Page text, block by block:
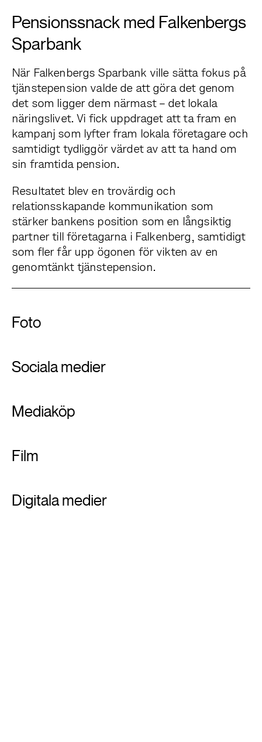
Pensionssnack med Falkenbergs
Sparbank
När Falkenbergs Sparbank ville sätta fokus på
tjänstepension valde de att göra det genom
det som ligger dem närmast – det lokala
näringslivet. Vi fick uppdraget att ta fram en
kampanj som lyfter fram lokala företagare och
samtidigt tydliggör värdet av att ta hand om
sin framtida pension.
Resultatet blev en trovärdig och
relationsskapande kommunikation som
stärker bankens position som en långsiktig
partner till företagarna i Falkenberg, samtidigt
som fler får upp ögonen för vikten av en
genomtänkt tjänstepension.
Foto
Sociala medier
Mediaköp
Film
Digitala medier